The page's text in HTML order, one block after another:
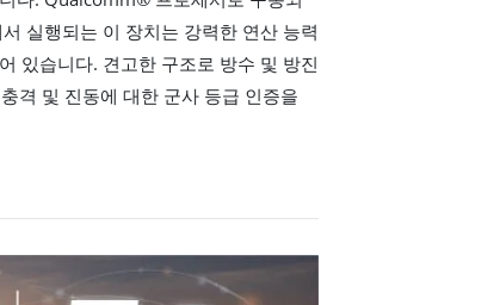
실행되는 이 장치는 강력한 연산 능력
있습니다. 견고한 구조로 방수 및 방진
격 및 진동에 대한 군사 등급 인증을